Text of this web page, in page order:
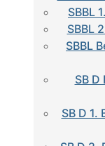
SBBL
SBBL
SBBL
SB D
SB D 1.